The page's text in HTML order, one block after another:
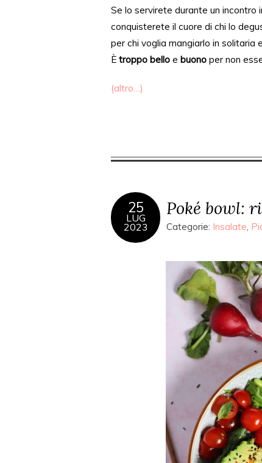
Se lo servirete durante un incontro
conquisterete il cuore di chi lo
per chi voglia mangiarlo in solitaria
È troppo bello e buono per non
(altro…)
25
LUG
2023
Poké bowl:
Categorie: Insalate,